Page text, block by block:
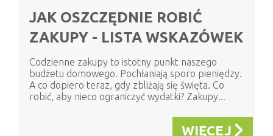
JAK OSZCZĘDNIE ROBIĆ
ZAKUPY - LISTA WSKAZÓWEK
Codzienne zakupy to istotny punkt naszego
budżetu domowego. Pochłaniają sporo pieniędzy.
A co dopiero teraz, gdy zbliżają się święta. Co
robić, aby nieco ograniczyć wydatki? Zakupy...
WIĘCEJ